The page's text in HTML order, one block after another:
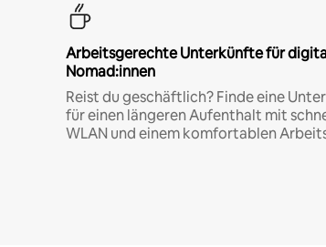
Arbeitsgerechte Unterkünfte für
Nomad:innen
Reist du geschäftlich? Finde eine
für einen längeren Aufenthalt mit
WLAN und einem komfortablen